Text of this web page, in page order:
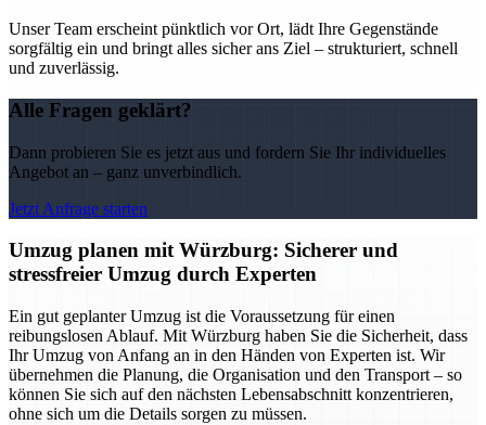
Unser Team erscheint pünktlich vor Ort, lädt Ihre Gegenstände
sorgfältig ein und bringt alles sicher ans Ziel – strukturiert, schnell
und zuverlässig.
Alle Fragen geklärt?
Dann probieren Sie es jetzt aus und fordern Sie Ihr individuelles
Angebot an – ganz unverbindlich.
Jetzt Anfrage starten
Umzug planen mit Würzburg: Sicherer und
stressfreier Umzug durch Experten
Ein gut geplanter Umzug ist die Voraussetzung für einen
reibungslosen Ablauf. Mit Würzburg haben Sie die Sicherheit, dass
Ihr Umzug von Anfang an in den Händen von Experten ist. Wir
übernehmen die Planung, die Organisation und den Transport – so
können Sie sich auf den nächsten Lebensabschnitt konzentrieren,
ohne sich um die Details sorgen zu müssen.